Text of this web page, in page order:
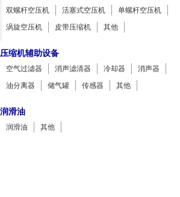
双螺杆空压机 活塞式空压机
单螺杆空压机
涡旋空压机
皮带压缩机 其他
压缩机辅助设备
空气过滤器 消声滤清器 冷却器
消声器
油分离器
储气罐 传感器 其他
润滑油
润滑油 其他